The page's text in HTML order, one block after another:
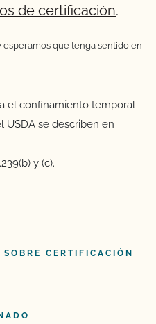
de certificación.
que tenga sentido en
el confinamiento temporal
USDA se describen en
y (c).
CERTIFICACIÓN